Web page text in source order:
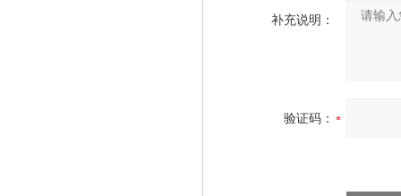
补充说明：
验证码：